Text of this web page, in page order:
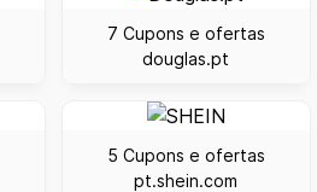
7 Cupons e ofertas
douglas.pt
5 Cupons e ofertas
pt.shein.com